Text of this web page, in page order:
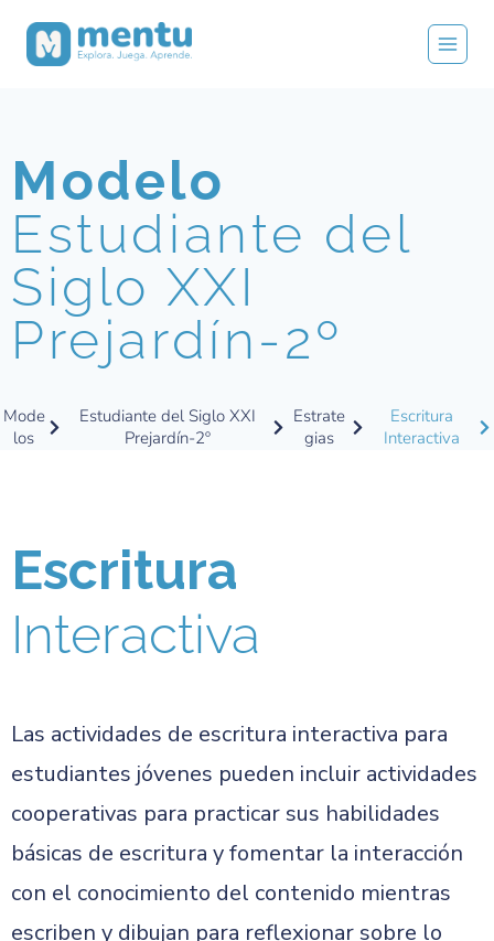
Modelo
Estudiante del
Siglo XXI
Prejardín-2º
Mode
los
Estudiante del Siglo XXI
Prejardín-2º
Estrate
gias
Escritura
Interactiva
Escritura
Interactiva
Las actividades de escritura interactiva para
estudiantes jóvenes pueden incluir actividades
cooperativas para practicar sus habilidades
básicas de escritura y fomentar la interacción
con el conocimiento del contenido mientras
escriben y dibujan para reflexionar sobre lo